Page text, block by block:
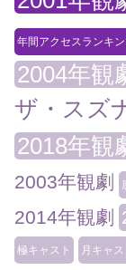
年間アクセスランキ
2004年観
ザ・スズ
2018年観
2003年観劇
2014年観劇
極キャスト 月キャス